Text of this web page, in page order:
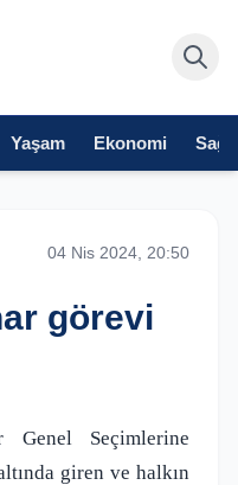
Yaşam Ekonomi
04 Nis 2024, 20:50
görevi
Seçimlerine
giren ve halkın